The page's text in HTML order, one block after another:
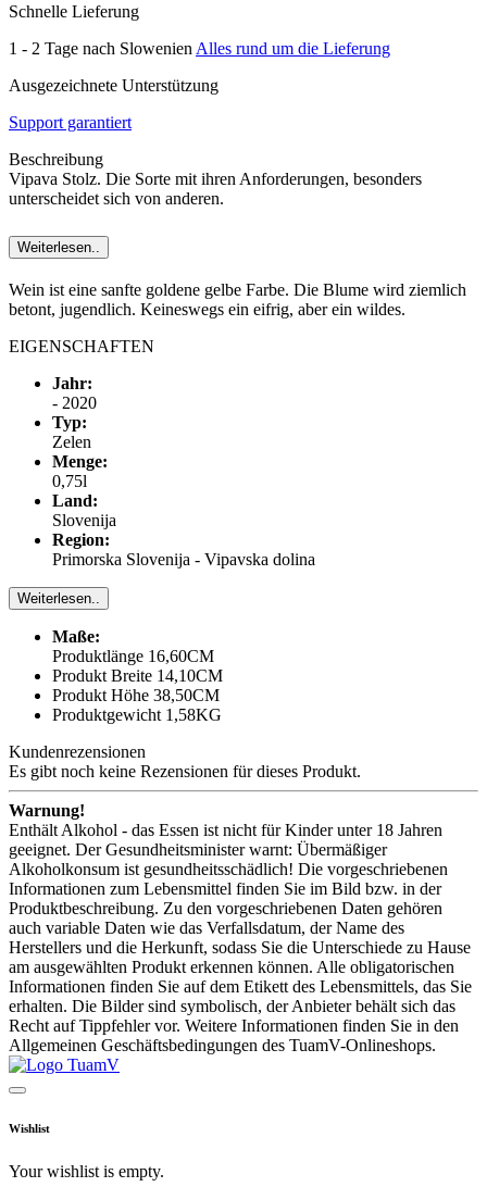
Schnelle Lieferung
1 - 2 Tage nach Slowenien Alles rund um die Lieferung
Ausgezeichnete Unterstützung
Support garantiert
Beschreibung
Vipava Stolz. Die Sorte mit ihren Anforderungen, besonders
unterscheidet sich von anderen.
Weiterlesen..
Wein ist eine sanfte goldene gelbe Farbe. Die Blume wird ziemlich
betont, jugendlich. Keineswegs ein eifrig, aber ein wildes.
EIGENSCHAFTEN
Jahr:
- 2020
Typ:
Zelen
Menge:
0,75l
Land:
Slovenija
Region:
Primorska Slovenija - Vipavska dolina
Weiterlesen..
Maße:
Produktlänge 16,60CM
Produkt Breite 14,10CM
Produkt Höhe 38,50CM
Produktgewicht 1,58KG
Kundenrezensionen
Es gibt noch keine Rezensionen für dieses Produkt.
Warnung!
Enthält Alkohol - das Essen ist nicht für Kinder unter 18 Jahren
geeignet. Der Gesundheitsminister warnt: Übermäßiger
Alkoholkonsum ist gesundheitsschädlich! Die vorgeschriebenen
Informationen zum Lebensmittel finden Sie im Bild bzw. in der
Produktbeschreibung. Zu den vorgeschriebenen Daten gehören
auch variable Daten wie das Verfallsdatum, der Name des
Herstellers und die Herkunft, sodass Sie die Unterschiede zu Hause
am ausgewählten Produkt erkennen können. Alle obligatorischen
Informationen finden Sie auf dem Etikett des Lebensmittels, das Sie
erhalten. Die Bilder sind symbolisch, der Anbieter behält sich das
Recht auf Tippfehler vor. Weitere Informationen finden Sie in den
Allgemeinen Geschäftsbedingungen des TuamV-Onlineshops.
Wishlist
Your wishlist is empty.